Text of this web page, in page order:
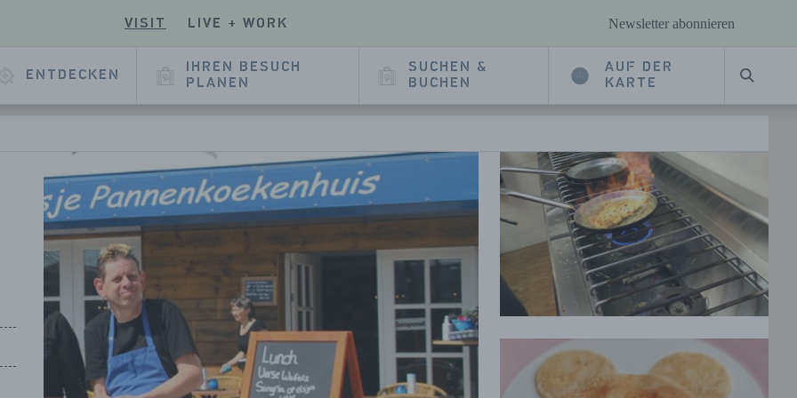
VISIT LIVE + WORK Newsletter abonnieren
ENTDECKEN
IHREN BESUCH
PLANEN
SUCHEN &
BUCHEN
AUF DER
KARTE
SUCHE